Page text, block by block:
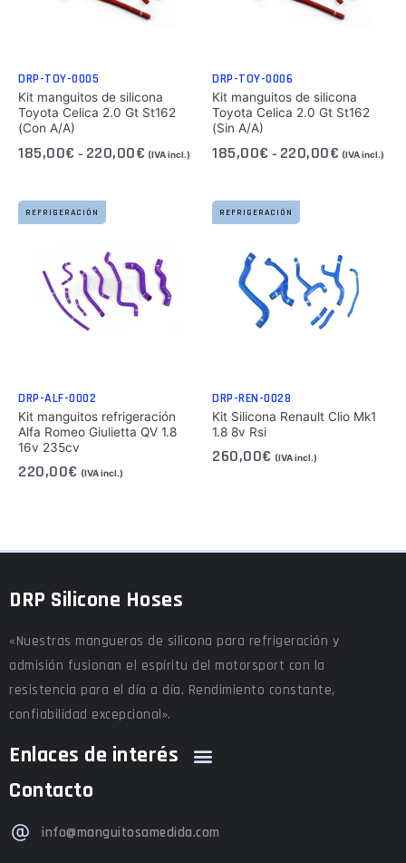
DRP-TOY-0005
Kit manguitos de silicona
Toyota Celica 2.0 Gt St162
(Con A/A)
185,00€ - 220,00€ (IVA incl.)
DRP-TOY-0006
Kit manguitos de silicona
Toyota Celica 2.0 Gt St162
(Sin A/A)
185,00€ - 220,00€ (IVA incl.)
REFRIGERACIÓN
DRP-ALF-0002
Kit manguitos refrigeración
Alfa Romeo Giulietta QV 1.8
16v 235cv
220,00€ (IVA incl.)
REFRIGERACIÓN
DRP-REN-0028
Kit Silicona Renault Clio Mk1
1.8 8v Rsi
260,00€ (IVA incl.)
DRP Silicone Hoses
«Nuestras mangueras de silicona para refrigeración y
admisión fusionan el espíritu del motorsport con la
resistencia para el día a día. Rendimiento constante,
confiabilidad excepcional».
Enlaces de interés
Contacto
info@manguitosamedida.com